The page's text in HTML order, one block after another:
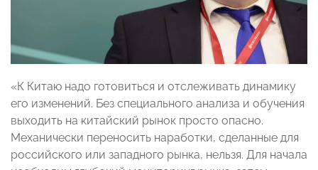
«К Китаю надо готовиться и отслеживать динамику
его изменений. Без специального анализа и обучения
выходить на китайский рынок просто опасно.
Механически переносить наработки, сделанные для
российского или западного рынка, нельзя. Для начала